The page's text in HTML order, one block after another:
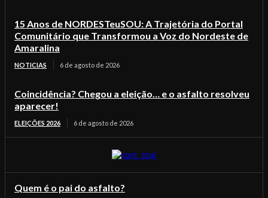
15 Anos de NORDESTeuSOU: A Trajetória do Portal
Comunitário que Transformou a Voz do Nordeste de
Amaralina
NOTICIAS 6 de agosto de 2026
Coincidência? Chegou a eleição… e o asfalto resolveu
aparecer!
ELEIÇÕES 2026 6 de agosto de 2026
Quem é o pai do asfalto?